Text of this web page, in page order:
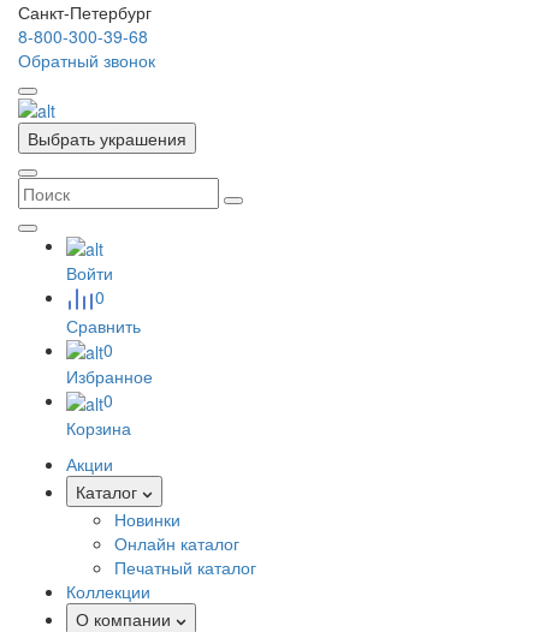
Санкт-Петербург
8-800-300-39-68
Обратный звонок
Выбрать украшения
Войти
0
Сравнить
0
Избранное
0
Корзина
Акции
Каталог
Новинки
Онлайн каталог
Печатный каталог
Коллекции
О компании